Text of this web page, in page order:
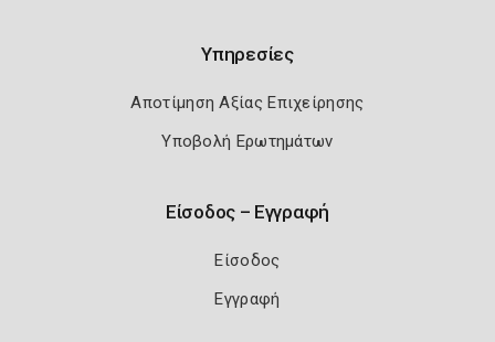
Υπηρεσίες
Αποτίμηση Αξίας Επιχείρησης
Υποβολή Ερωτημάτων
Είσοδος – Εγγραφή
Είσοδος
Εγγραφή